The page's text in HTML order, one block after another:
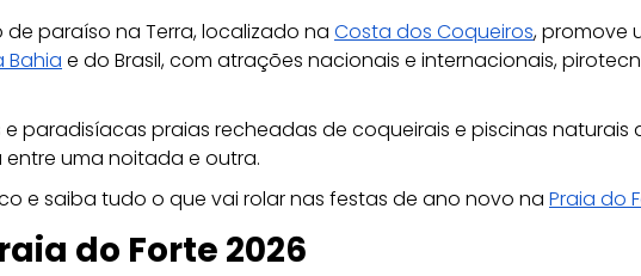
paraíso na Terra, localizado na Costa dos Coqueiros, promove
Bahia e do Brasil, com atrações nacionais e internacionais,
paradisíacas praias recheadas de coqueirais e piscinas naturais
uma noitada e outra.
e saiba tudo o que vai rolar nas festas de ano novo na Praia do
do Forte 2026